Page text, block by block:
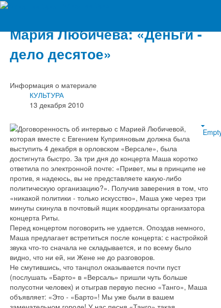
Мария Любичева: «Деньги -
дело десятое»
Информация о материале
КУЛЬТУРА
13 декабря 2010
Договоренность об интервью с Марией Любичевой,
которая вместе с Евгением Куприяновым должна была
выступить 4 декабря в орловском «Версале», была
достигнута быстро. За три дня до концерта Маша коротко
ответила по электронной почте: «Привет, мы в принципе не
против, я надеюсь, вы не представляете какую-либо
политическую организацию?». Получив заверения в том, что
«никакой политики - только искусство», Маша уже через три
минуты скинула в почтовый ящик координаты организатора
концерта Риты.
Перед концертом поговорить не удается. Опоздав немного,
Маша предлагает встретиться после концерта: с настройкой
звука что-то сначала не складывается, и по всему было
видно, что ни ей, ни Жене не до разговоров.
Не смутившись, что танцпол оказывается почти пуст
(послушать «Барто» в «Версаль» пришли чуть больше
полусотни человек) и отыграв первую песню «Танго», Маша
объявляет: «Это - «Барто»! Мы уже были в вашем